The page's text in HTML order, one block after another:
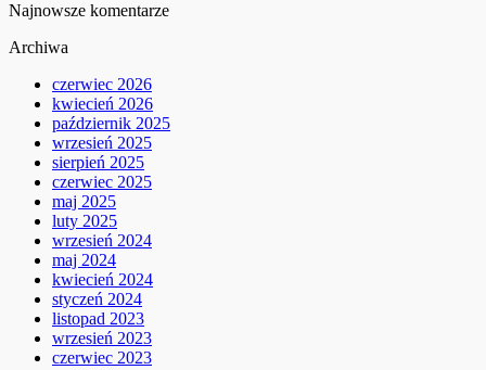
Najnowsze komentarze
Archiwa
czerwiec 2026
kwiecień 2026
październik 2025
wrzesień 2025
sierpień 2025
czerwiec 2025
maj 2025
luty 2025
wrzesień 2024
maj 2024
kwiecień 2024
styczeń 2024
listopad 2023
wrzesień 2023
czerwiec 2023